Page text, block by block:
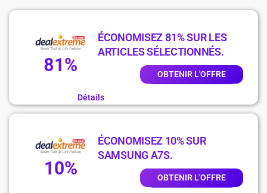
81%
ÉCONOMISEZ 81% SUR LES
ARTICLES SÉLECTIONNÉS.
OBTENIR L'OFFRE
Détails
10%
ÉCONOMISEZ 10% SUR
SAMSUNG A7S.
OBTENIR L'OFFRE